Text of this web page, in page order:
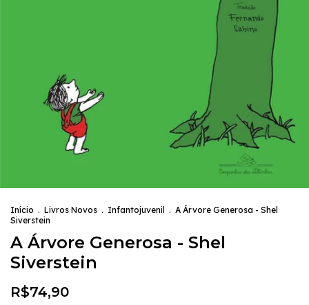
Início . Livros Novos . Infantojuvenil . A Árvore Generosa - Shel
Siverstein
A Árvore Generosa - Shel
Siverstein
R$74,90